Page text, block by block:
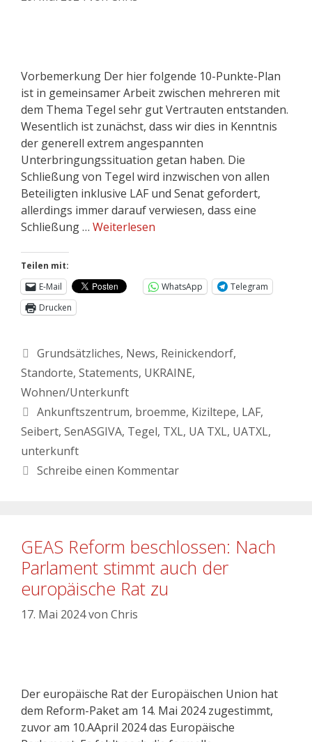
Vorbemerkung Der hier folgende 10-Punkte-Plan
ist in gemeinsamer Arbeit zwischen mehreren mit
dem Thema Tegel sehr gut Vertrauten entstanden.
Wesentlich ist zunächst, dass wir dies in Kenntnis
der generell extrem angespannten
Unterbringungssituation getan haben. Die
Schließung von Tegel wird inzwischen von allen
Beteiligten inklusive LAF und Senat gefordert,
allerdings immer darauf verwiesen, dass eine
Schließung … Weiterlesen
Teilen mit:
E-Mail
WhatsApp
Telegram
Drucken
Grundsätzliches, News, Reinickendorf,
Standorte, Statements, UKRAINE,
Wohnen/Unterkunft
Ankunftszentrum, broemme, Kiziltepe, LAF,
Seibert, SenASGIVA, Tegel, TXL, UA TXL, UATXL,
unterkunft
Schreibe einen Kommentar
GEAS Reform beschlossen: Nach
Parlament stimmt auch der
europäische Rat zu
17. Mai 2024von Chris
Der europäische Rat der Europäischen Union hat
dem Reform-Paket am 14. Mai 2024 zugestimmt,
zuvor am 10.AApril 2024 das Europäische